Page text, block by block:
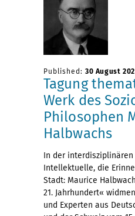
Published: 30 August
Tagung
Werk des
Philosophen
Halbwachs
In der interdisziplinären
Intellektuelle, die
Stadt: Maurice
21. Jahrhundert«
und Experten aus